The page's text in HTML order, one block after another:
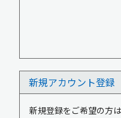
新規アカウント登録
新規登録をご希望の方